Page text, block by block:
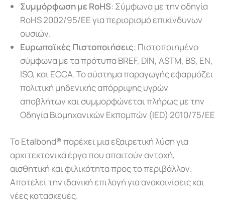
Συμμόρφωση με RoHS: Σύμφωνα με την οδηγία
RoHS 2002/95/ΕΕ για περιορισμό επικίνδυνων
ουσιών.
Ευρωπαϊκές Πιστοποιήσεις: Πιστοποιημένο
σύμφωνα με τα πρότυπα BREF, DIN, ASTM, BS, EN,
ISO, και ECCA. Το σύστημα παραγωγής εφαρμόζει
πολιτική μηδενικής απόρριψης υγρών
αποβλήτων και συμμορφώνεται πλήρως με την
Οδηγία Βιομηχανικών Εκπομπών (IED) 2010/75/ΕΕ
ΤοEtalbond®παρέχειμιαεξαιρετική λύσηγια
αρχιτεκτονικάέργαπουαπαιτούναντοχή,
αισθητική καιφιλικότηταπροςτοπεριβάλλον.
Αποτελεί την ιδανική επιλογή για ανακαινίσεις και
νέες κατασκευές.